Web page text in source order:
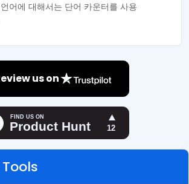
어에 대해서는 단어 카운터를 사용
us on